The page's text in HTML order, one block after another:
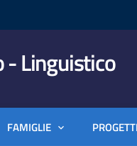
- Linguistico
FAMIGLIE PROGETTI